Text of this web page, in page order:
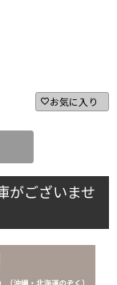
お気に入り
がございませ